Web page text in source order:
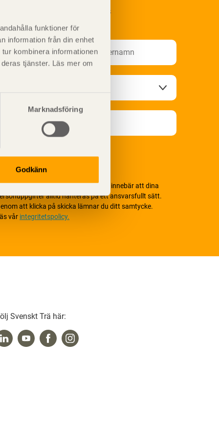
funktioner för
information från din enhet
kombinera informationen
tjänster. Läs mer om
Marknadsföring
Godkänn
på Svenskt Träs
värnar om personlig integritet vilket innebär att dina
alltid hanteras på ett ansvarsfullt sätt.
att klicka på skicka lämnar du ditt samtycke.
vår integritetspolicy.
Svenskt Trä här: